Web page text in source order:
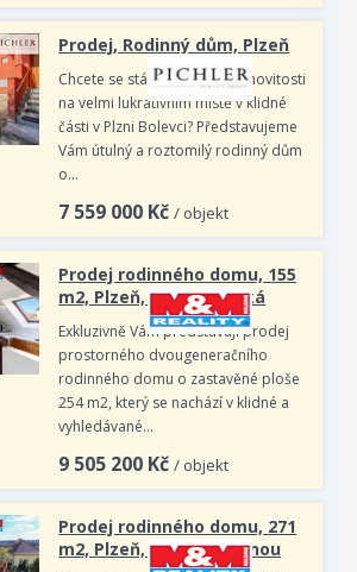
Prodej, Rodinný dům, Plzeň
Chcete se stát majitelem nemovitosti
na velmi lukrativním místě v klidné
části v Plzni Bolevci? Představujeme
Vám útulný a roztomilý rodinný dům
o…
7 559 000 Kč / objekt
Prodej rodinného domu, 155
m2, Plzeň, ul. Zborovská
Exkluzivně Vám představuji prodej
prostorného dvougeneračního
rodinného domu o zastavěné ploše
254 m2, který se nachází v klidné a
vyhledávané…
9 505 200 Kč / objekt
Prodej rodinného domu, 271
m2, Plzeň, ul. Pod Bručnou